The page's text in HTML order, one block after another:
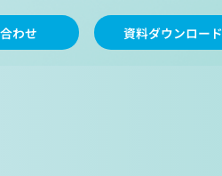
資料ダウンロード
わせ